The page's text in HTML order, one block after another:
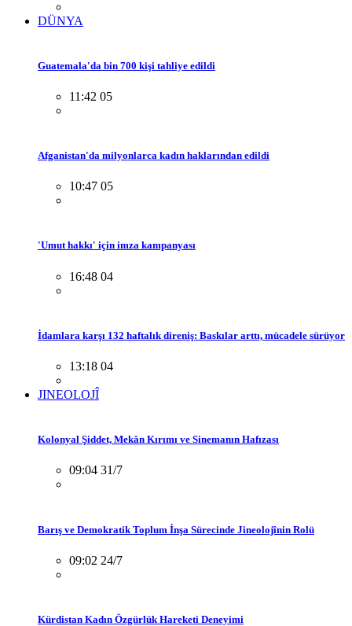
DÜNYA
Guatemala'da bin 700 kişi tahliye edildi
11:42 05
Afganistan'da milyonlarca kadın haklarından edildi
10:47 05
'Umut hakkı' için imza kampanyası
16:48 04
İdamlara karşı 132 haftalık direniş: Baskılar arttı, mücadele sürüyor
13:18 04
JINEOLOJÎ
Kolonyal Şiddet, Mekân Kırımı ve Sinemanın Hafızası
09:04 31/7
Barış ve Demokratik Toplum İnşa Sürecinde Jineolojînin Rolü
09:02 24/7
Kürdistan Kadın Özgürlük Hareketi Deneyimi